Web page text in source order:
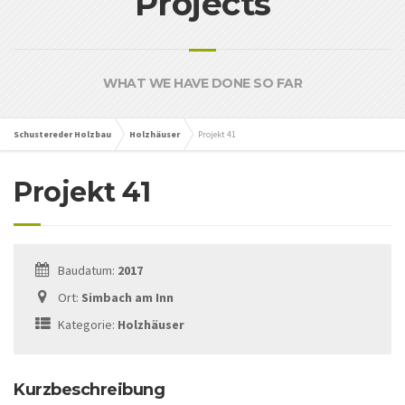
WHAT WE HAVE DONE SO FAR
Schustereder Holzbau Holzhäuser Projekt 41
Projekt 41
Baudatum: 2017
Ort: Simbach am Inn
Kategorie: Holzhäuser
Kurzbeschreibung